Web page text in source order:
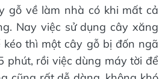
gỗ về làm nhà có khi mất cả
Nay việc sử dụng cây xăng
thì một cây gỗ bị đốn ngã
phút, rồi việc dùng máy tời để